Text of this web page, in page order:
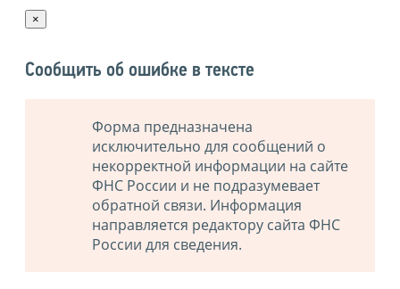
×
Сообщить об ошибке в тексте
Форма предназначена
исключительно для сообщений о
некорректной информации на сайте
ФНС России и не подразумевает
обратной связи. Информация
направляется редактору сайта ФНС
России для сведения.